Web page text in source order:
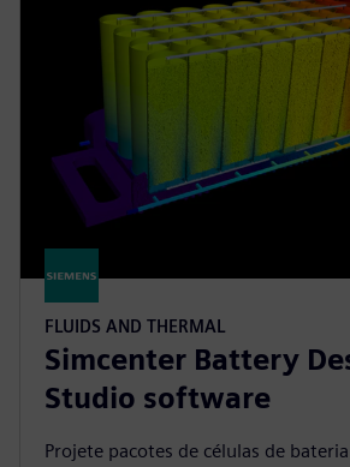
FLUIDS AND THERMAL
Simcenter Battery
Studio software
Projete pacotes de células de